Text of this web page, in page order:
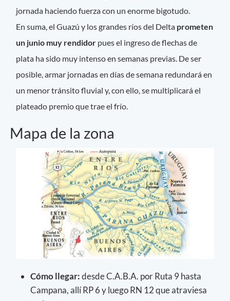
jornada haciendo fuerza con un enorme bigotudo.
En suma, el Guazú y los grandes ríos del Delta prometen
un junio muy rendidor pues el ingreso de flechas de
plata ha sido muy intenso en semanas previas. De ser
posible, armar jornadas en días de semana redundará en
un menor tránsito fluvial y, con ello, se multiplicará el
plateado premio que trae el frío.
Mapa de la zona
Cómo llegar:desde C.A.B.A. por Ruta 9 hasta
Campana, allí RP 6 y luego RN 12 que atraviesa